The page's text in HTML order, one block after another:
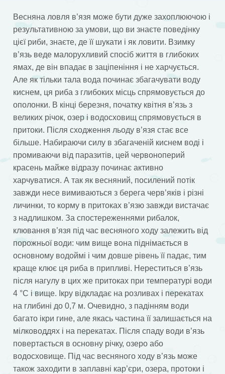
Весняна ловля в’язя може бути дуже захоплюючою і
результативною за умови, що ви знаєте поведінку
цієї риби, знаєте, де її шукати і як ловити. Взимку
в’язь веде малорухливий спосіб життя в глибоких
ямах, де він впадає в заціпеніння і не харчується.
Але як тільки тала вода починає збагачувати воду
киснем, ця риба з глибоких місць спрямовується до
ополонки. В кінці березня, початку квітня в’язь з
великих річок, озер і водосховищ спрямовується в
притоки. Після сходження льоду в’язя стає все
більше. Набираючи силу в збагаченій киснем воді і
промиваючи від паразитів, цей червоноперий
красень майже відразу починає активно
харчуватися. А так як весняний, посилений потік
завжди несе вимиваються з берега черв’яків і різні
личинки, то корму в притоках в’язю завжди вистачає
з надлишком. За спостереженнями рибалок,
клювання в’язя під час весняного ходу залежить від
порожньої води: чим вище вона піднімається в
основному водоймі і чим довше рівень її падає, тим
краще клює ця риба в припливі. Нереститься в’язь
після нагулу в цих же притоках при температурі води
4 °C і вище. Ікру відкладає на розливах і перекатах
на глибині до 0,7 м. Очевидно, з падінням води
багато ікри гине, але якась частина її залишається на
мілководдях і на перекатах. Після спаду води в’язь
повертається в основну річку, озеро або
водосховище. Під час весняного ходу в’язь може
також заходити в заплавні кар’єри, озера, протоки і